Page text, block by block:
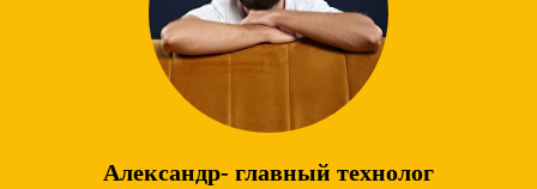
Александр- главный технолог